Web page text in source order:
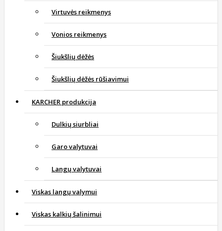
Virtuvės reikmenys
Vonios reikmenys
Šiukšlių dėžės
Šiukšlių dėžės rūšiavimui
KARCHER produkcija
Dulkių siurbliai
Garo valytuvai
Langų valytuvai
Viskas langų valymui
Viskas kalkių šalinimui